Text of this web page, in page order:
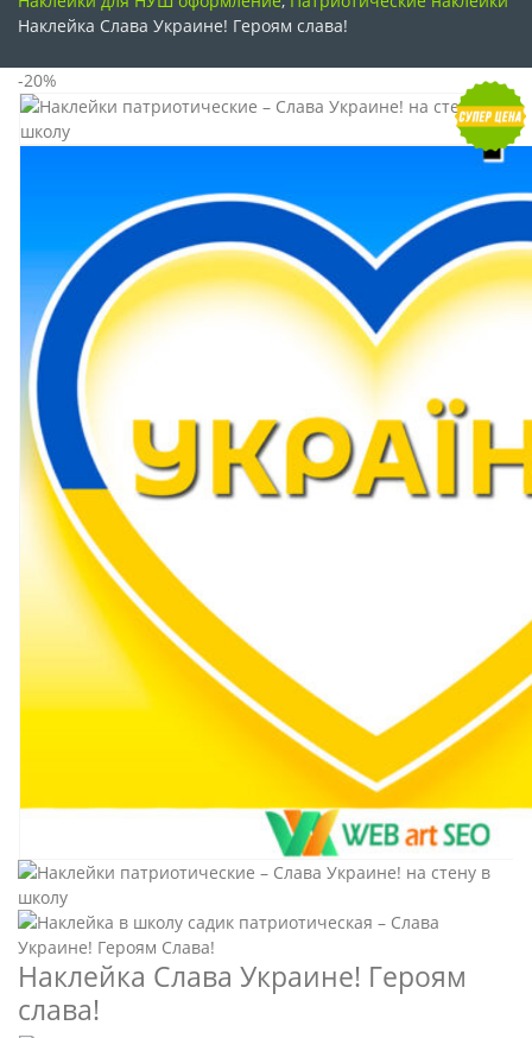
Наклейка Слава Украине! Героям слава!
-20%
Наклейка Слава Украине! Героям
слава!